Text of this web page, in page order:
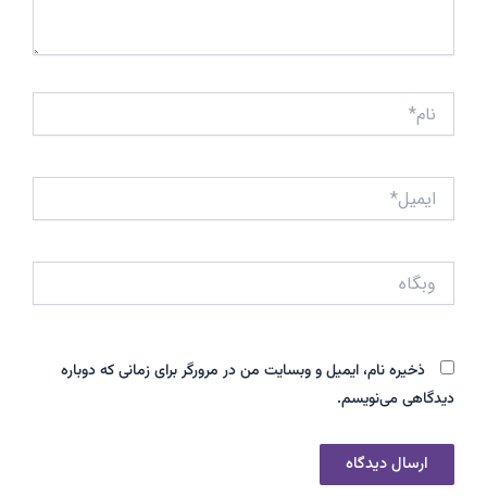
ایمیل*
ذخیره نام، ایمیل و وبسایت من در مرورگر برای زمانی که دوباره
دیدگاهی می‌نویسم.